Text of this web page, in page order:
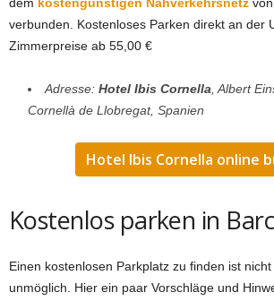
dem kostengünstigen Nahverkehrsnetz
verbunden. Kostenloses Parken direkt an der
Zimmerpreise ab 55,00 €
Adresse: Hotel Ibis Cornella, Albert
Cornellà de Llobregat, Spanien
Hotel Ibis Cornella online
Kostenlos parken in
Einen kostenlosen Parkplatz zu finden ist
unmöglich. Hier ein paar Vorschläge und